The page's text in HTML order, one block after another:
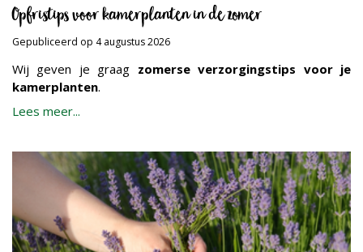
Opfristips voor kamerplanten in de zomer
Gepubliceerd op 4 augustus 2026
Wij geven je graag zomerse verzorgingstips voor je
kamerplanten.
Lees meer...